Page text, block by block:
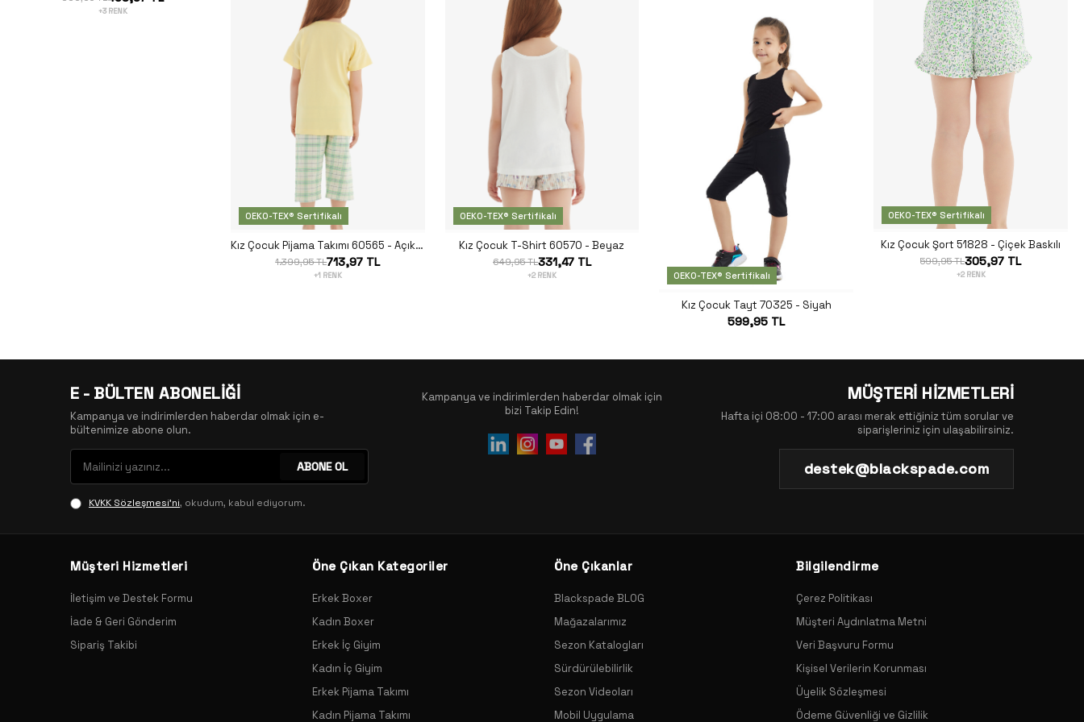
+3 RENK
OEKO-TEX® Sertifikalı
Kız Çocuk Pijama Takımı 60565 - Açık Sarı
1.399,95 TL713,97 TL
+1 RENK
OEKO-TEX® Sertifikalı
Kız Çocuk T-Shirt 60570 - Beyaz
649,95 TL331,47 TL
+2 RENK OEKO-TEX® Sertifikalı
Kız Çocuk Tayt 70325 - Siyah
599,95 TL
OEKO-TEX® Sertifikalı
Kız Çocuk Şort 51828 - Çiçek Baskılı
599,95 TL305,97 TL
+2 RENK
E - BÜLTEN ABONELİĞİ
Kampanya ve indirimlerden haberdar olmak için e-
bültenimize abone olun.
ABONE OL
KVKK Sözleşmesi'ni, okudum, kabul ediyorum.
Kampanya ve indirimlerden haberdar olmak için
bizi Takip Edin!
MÜŞTERİ HİZMETLERİ
Hafta içi 08:00 - 17:00 arası merak ettiğiniz tüm sorular ve
siparişleriniz için ulaşabilirsiniz.
destek@blackspade.com
Müşteri Hizmetleri
İletişim ve Destek Formu
İade & Geri Gönderim
Sipariş Takibi
Öne Çıkan Kategoriler
Erkek Boxer
Kadın Boxer
Erkek İç Giyim
Kadın İç Giyim
Erkek Pijama Takımı
Kadın Pijama Takımı
Öne Çıkanlar
Blackspade BLOG
Mağazalarımız
Sezon Katalogları
Sürdürülebilirlik
Sezon Videoları
Mobil Uygulama
Bilgilendirme
Çerez Politikası
Müşteri Aydınlatma Metni
Veri Başvuru Formu
Kişisel Verilerin Korunması
Üyelik Sözleşmesi
Ödeme Güvenliği ve Gizlilik